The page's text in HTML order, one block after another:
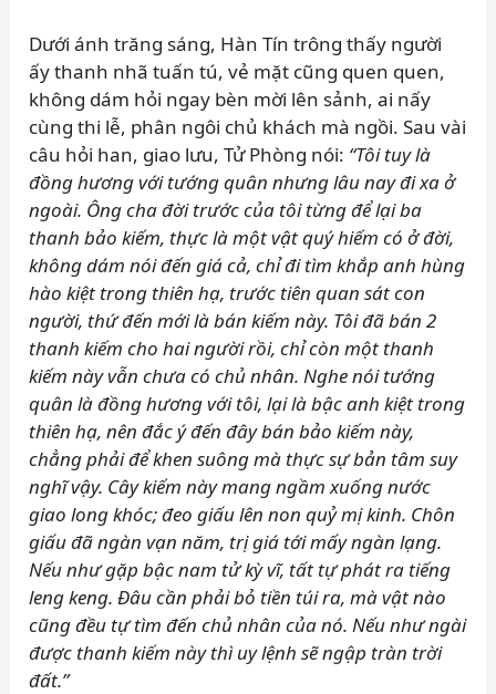
Dưới ánh trăng sáng, Hàn Tín trông thấy người
ấy thanh nhã tuấn tú, vẻ mặt cũng quen quen,
không dám hỏi ngay bèn mời lên sảnh, ai nấy
cùng thi lễ, phân ngôi chủ khách mà ngồi. Sau vài
câu hỏi han, giao lưu, Tử Phòng nói: “Tôi tuy là
đồng hương với tướng quân nhưng lâu nay đi xa ở
ngoài. Ông cha đời trước của tôi từng để lại ba
thanh bảo kiếm, thực là một vật quý hiếm có ở đời,
không dám nói đến giá cả, chỉ đi tìm khắp anh hùng
hào kiệt trong thiên hạ, trước tiên quan sát con
người, thứ đến mới là bán kiếm này. Tôi đã bán 2
thanh kiếm cho hai người rồi, chỉ còn một thanh
kiếm này vẫn chưa có chủ nhân. Nghe nói tướng
quân là đồng hương với tôi, lại là bậc anh kiệt trong
thiên hạ, nên đắc ý đến đây bán bảo kiếm này,
chẳng phải để khen suông mà thực sự bản tâm suy
nghĩ vậy. Cây kiếm này mang ngầm xuống nước
giao long khóc; đeo giấu lên non quỷ mị kinh. Chôn
giấu đã ngàn vạn năm, trị giá tới mấy ngàn lạng.
Nếu như gặp bậc nam tử kỳ vĩ, tất tự phát ra tiếng
leng keng. Đâu cần phải bỏ tiền túi ra, mà vật nào
cũng đều tự tìm đến chủ nhân của nó. Nếu như ngài
được thanh kiếm này thì uy lệnh sẽ ngập tràn trời
đất.”